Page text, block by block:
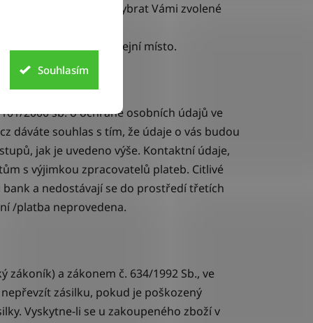
Souhlasím
- lze vybrat Vámi zvolené
- více na
adresu a 89Kč na výdejní místo.
2000 sb. o ochraně osobních údajů ve
dáváte souhlas s tím, že údaje o vás budou
jak je uvedeno výše. Kontaktní údaje,
s výjimkou zpracovatelů plateb. Citlivé
a nedostávají se do prostředí třetích
/platba neprovedena.
a zákonem č. 634/1992 Sb., ve
zásilku, pokud je poškozený
Vyskytne-li se u zakoupeného zboží v